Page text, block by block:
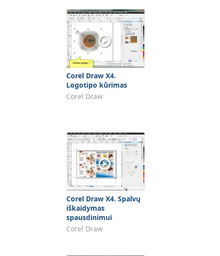
Corel Draw X4.
Logotipo kūrimas
Corel Draw
Corel Draw X4. Spalvų
iškaidymas
spausdinimui
Corel Draw